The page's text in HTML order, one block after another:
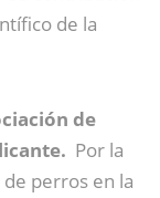
de la
de
Por la
perros en la